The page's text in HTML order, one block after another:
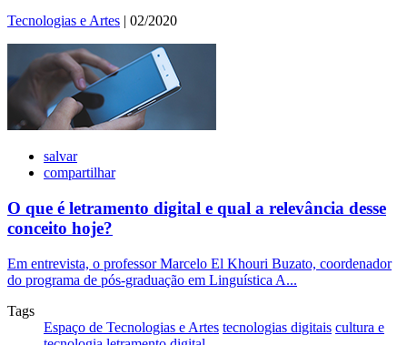
Tecnologias e Artes | 02/2020
salvar
compartilhar
O que é letramento digital e qual a relevância desse
conceito hoje?
Em entrevista, o professor Marcelo El Khouri Buzato, coordenador
do programa de pós-graduação em Linguística A...
Tags
Espaço de Tecnologias e Artes tecnologias digitais cultura e